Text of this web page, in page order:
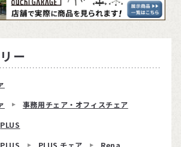
ー
事務用チェア・オフィスチェア
PLUS